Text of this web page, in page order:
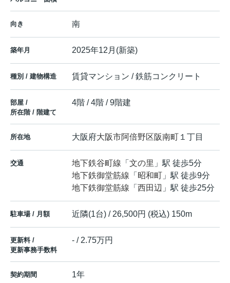
向き 南
築年月 2025年12月(新築)
種別 / 建物構造 賃貸マンション / 鉄筋コンクリート
部屋 /
所在階 / 階建て
4階 / 4階 / 9階建
所在地 大阪府大阪市阿倍野区阪南町 １丁目
交通 地下鉄谷町線 「 文の里 」駅 徒歩5分
地下鉄御堂筋線 「 昭和町 」駅 徒歩9分
地下鉄御堂筋線 「 西田辺 」駅 徒歩25分
駐車場 / 月額 近隣(1台) / 26,500円 (税込) 150m
更新料 /
更新事務手数料
- / 2.75万円
契約期間 1年